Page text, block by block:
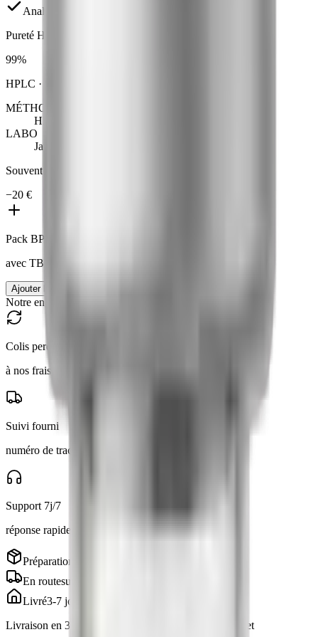
Analyse de pureté
Pureté HPLC
99%
HPLC · seuil pharma
MÉTHODE
HPLC
LABO
Janoshik · labo tiers
Souvent étudiés ensemble
−20 €
Pack BPC + TB
avec TB-500
Ajouter le pack
Notre engagement
Colis perdu = réexpédié
à nos frais, même adresse
Suivi fourni
numéro de tracking par email
Support 7j/7
réponse rapide via Telegram
Préparation
En routesuivi inclus
Livré3-7 jours
Livraison en 3 à 7 jours · suivi inclus, emballage discret